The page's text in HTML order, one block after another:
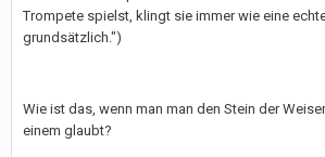
Trompete spielst, klingt sie immer wie eine
grundsätzlich.")
Wie ist das, wenn man man den Stein der
einem glaubt?